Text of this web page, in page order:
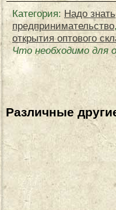
Категория: Надо знать
предпринимательство
открытия оптового
Что необходимо для
Различные